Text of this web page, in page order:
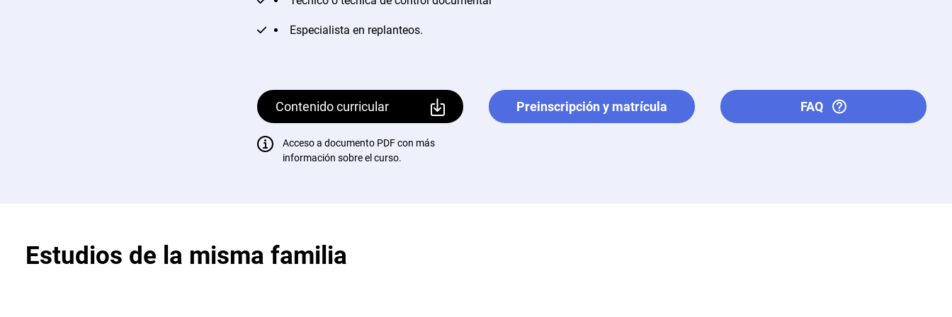
Especialista en replanteos.
Contenido curricular
Acceso a documento PDF con más
información sobre el curso.
Preinscripción y matrícula FAQ
Estudios de la misma familia